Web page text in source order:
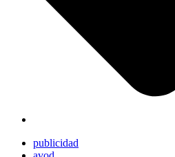
publicidad